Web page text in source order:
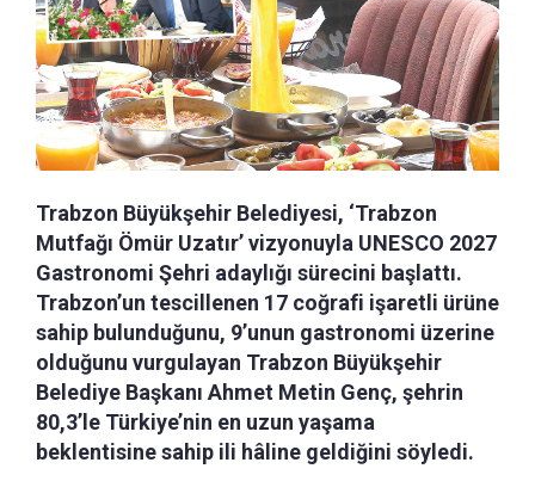
Trabzon Büyükşehir Belediyesi, ‘Trabzon
Mutfağı Ömür Uzatır’ vizyonuyla UNESCO 2027
Gastronomi Şehri adaylığı sürecini başlattı.
Trabzon’un tescillenen 17 coğrafi işaretli ürüne
sahip bulunduğunu, 9’unun gastronomi üzerine
olduğunu vurgulayan Trabzon Büyükşehir
Belediye Başkanı Ahmet Metin Genç, şehrin
80,3’le Türkiye’nin en uzun yaşama
beklentisine sahip ili hâline geldiğini söyledi.